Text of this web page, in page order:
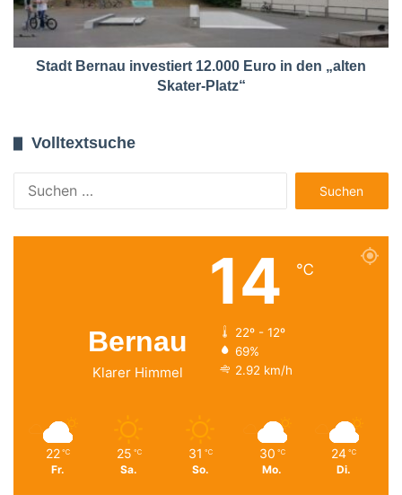
Stadt Bernau investiert 12.000 Euro in den „alten
Skater-Platz“
Volltextsuche
nach:
Bernau
Klarer Himmel
14 ℃
22º - 12º
69%
2.92 km/h
22 ℃
Fr.
25 ℃
Sa.
31 ℃
So.
30 ℃
Mo.
24 ℃
Di.